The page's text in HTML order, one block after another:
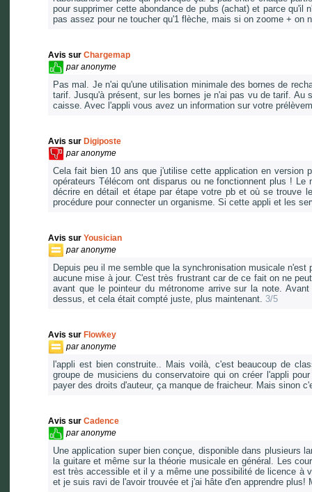
pour supprimer cette abondance de pubs (achat) et parce
pas assez pour ne toucher qu'1 flèche, mais si on zoome + on
Avis sur Chargemap
paranonyme
Pas mal. Je n'ai qu'une utilisation minimale des bornes de
tarif. Jusqu'à présent, sur les bornes je n'ai pas vu de tarif.
caisse. Avec l'appli vous avez un information sur votre
Avis sur Digiposte
paranonyme
Cela fait bien 10 ans que j'utilise cette application en version
opérateurs Télécom ont disparus ou ne fonctionnent plus !
décrire en détail et étape par étape votre pb et où se trouve
procédure pour connecter un organisme. Si cette appli et les
Avis sur Yousician
paranonyme
Depuis peu il me semble que la synchronisation musicale
aucune mise à jour. C'est très frustrant car de ce fait on ne
avant que le pointeur du métronome arrive sur la note.
dessus, et cela était compté juste, plus maintenant. 3/5
Avis sur Flowkey
paranonyme
l'appli est bien construite.. Mais voilà, c'est beaucoup de
groupe de musiciens du conservatoire qui on créer l'appli
payer des droits d'auteur, ça manque de fraicheur. Mais sinon
Avis sur Cadence
paranonyme
Une application super bien conçue, disponible dans plusieurs
la guitare et même sur la théorie musicale en général. Les
est très accessible et il y a même une possibilité de licence à
et je suis ravi de l'avoir trouvée et j'ai hâte d'en apprendre plus!